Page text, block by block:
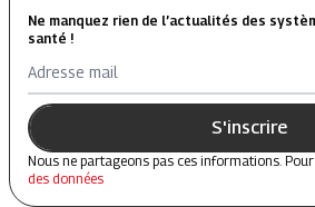
Ne manquez rien de l’actualités des
santé !
Adresse mail
S'inscrire
Nous ne partageons pas ces informations.
des données